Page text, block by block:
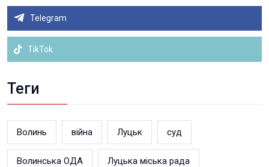
Telegram
TikTok
Теги
Волинь війна Луцьк суд
Волинська ОДА Луцька міська рада